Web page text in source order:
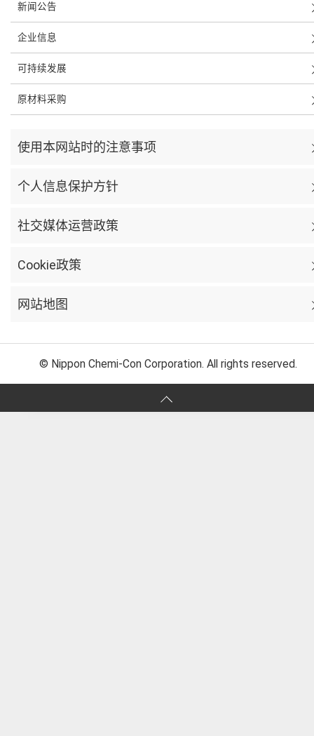
新闻公告
企业信息
可持续发展
原材料采购
使用本网站时的注意事项
个人信息保护方针
社交媒体运营政策
Cookie政策
网站地图
© Nippon Chemi-Con Corporation. All rights reserved.